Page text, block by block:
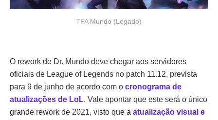
TPA Mundo (Legado)
O rework de Dr. Mundo deve chegar aos servidores
oficiais de League of Legends no patch 11.12, prevista
para 9 de junho de acordo com o cronograma de
atualizações de LoL. Vale apontar que este será o único
grande rework de 2021, visto que a atualização visual e